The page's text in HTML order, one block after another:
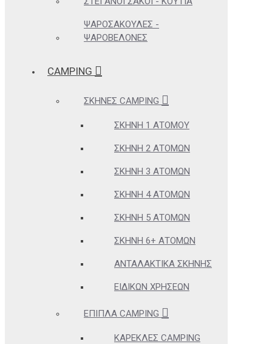
ΨΑΡΟΣΑΚΟΎΛΕΣ -
ΨΑΡΟΒΕΛΌΝΕΣ
CAMPING
ΣΚΗΝΈΣ CAMPING
ΣΚΗΝΉ 1 ΑΤΌΜΟΥ
ΣΚΗΝΉ 2 ΑΤΌΜΩΝ
ΣΚΗΝΉ 3 ΑΤΌΜΩΝ
ΣΚΗΝΉ 4 ΑΤΌΜΩΝ
ΣΚΗΝΉ 5 ΑΤΌΜΩΝ
ΣΚΗΝΉ 6+ ΑΤΌΜΩΝ
ΑΝΤΑΛΑΚΤΙΚΆ ΣΚΗΝΉΣ
ΕΙΔΙΚΏΝ ΧΡΉΣΕΩΝ
ΈΠΙΠΛΑ CAMPING
ΚΑΡΈΚΛΕΣ CAMPING